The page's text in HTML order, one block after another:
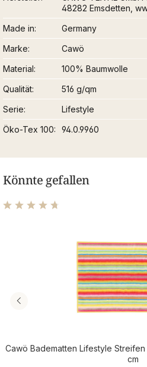
48282 Emsdetten,
Made in
Germany
Marke
Cawö
Material
100% Baumwolle
Qualität
516 g/qm
Serie
Lifestyle
Öko-Tex 100
94.0.9960
Könnte gefallen
Cawö Badematten Lifestyle
cm